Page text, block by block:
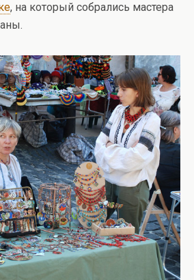
, на который собрались мастера